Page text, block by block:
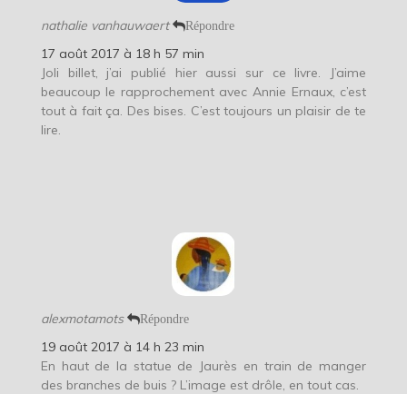
nathalie vanhauwaert Répondre
17 août 2017 à 18 h 57 min
Joli billet, j’ai publié hier aussi sur ce livre. J’aime
beaucoup le rapprochement avec Annie Ernaux, c’est
tout à fait ça. Des bises. C’est toujours un plaisir de te
lire.
alexmotamots Répondre
19 août 2017 à 14 h 23 min
En haut de la statue de Jaurès en train de manger
des branches de buis ? L’image est drôle, en tout cas.